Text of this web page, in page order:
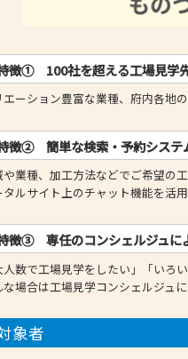
徴① 100社を超える工場見学
エーション豊富な業種、府内各地
徴② 簡単な検索・予約システ
や業種、加工方法などでご希望の工
タルサイト上のチャット機能を活
徴③ 専任のコンシェルジュに
人数で工場見学をしたい」「いろ
な場合は工場見学コンシェルジュ
象者